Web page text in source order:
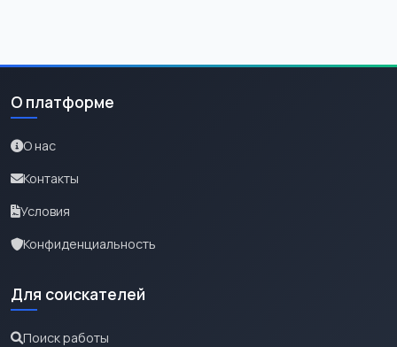
О платформе
О нас
Контакты
Условия
Конфиденциальность
Для соискателей
Поиск работы